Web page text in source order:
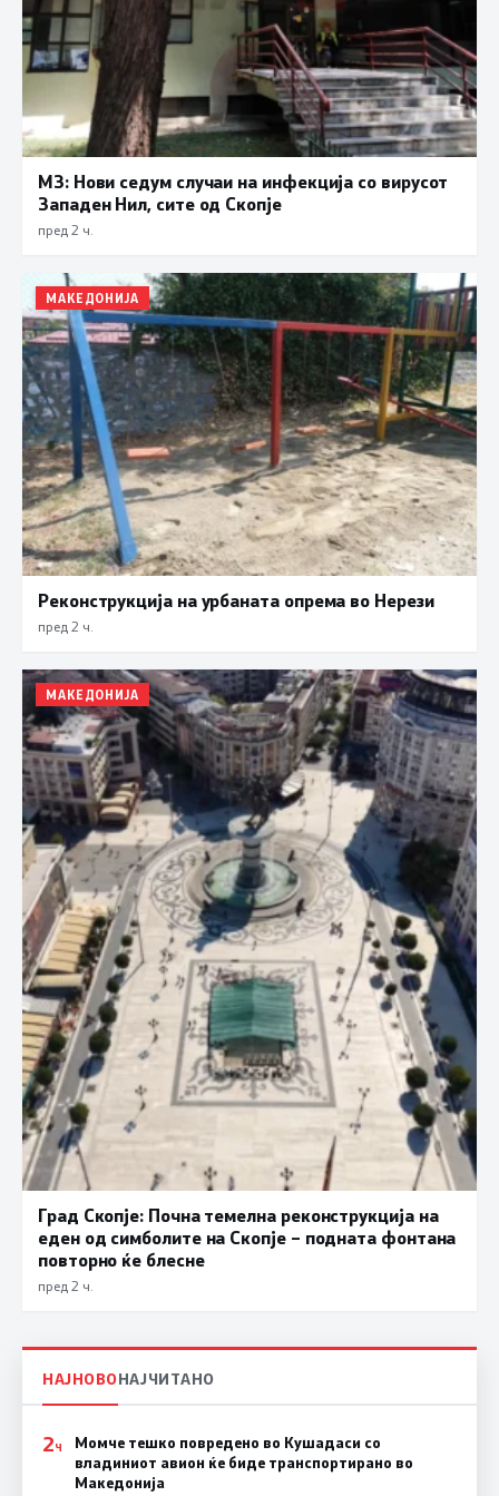
МЗ: Нови седум случаи на инфекција со вирусот
Западен Нил, сите од Скопје
пред 2 ч.
МАКЕДОНИЈА
Реконструкција на урбаната опрема во Нерези
пред 2 ч.
МАКЕДОНИЈА
Град Скопје: Почна темелна реконструкција на
еден од симболите на Скопје – подната фонтана
повторно ќе блесне
пред 2 ч.
НАЈНОВОНАЈЧИТАНО
2Ч
Момче тешко повредено во Кушадаси со
владиниот авион ќе биде транспортирано во
Македонија